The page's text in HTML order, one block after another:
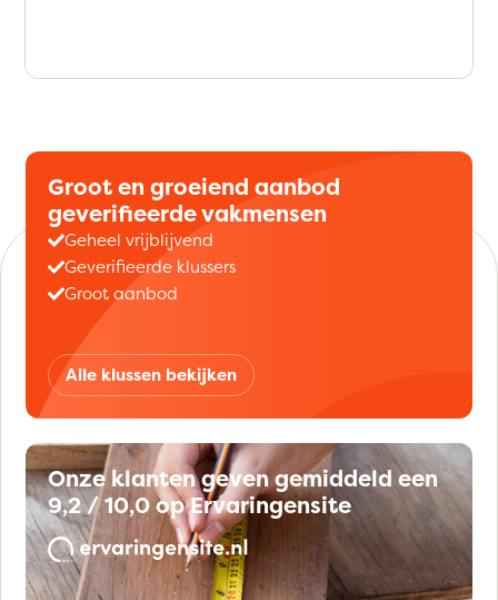
Groot en groeiend aanbod
geverifieerde vakmensen
Geheel vrijblijvend
Geverifieerde klussers
Groot aanbod
Alle klussen bekijken
Onze klanten geven gemiddeld een
9,2 / 10,0 op Ervaringensite